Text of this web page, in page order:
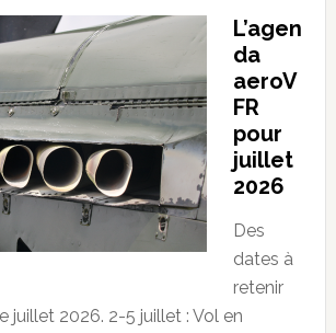
L’agen
da
aeroV
FR
pour
juillet
2026
Des
dates à
retenir
juillet 2026. 2-5 juillet : Vol en